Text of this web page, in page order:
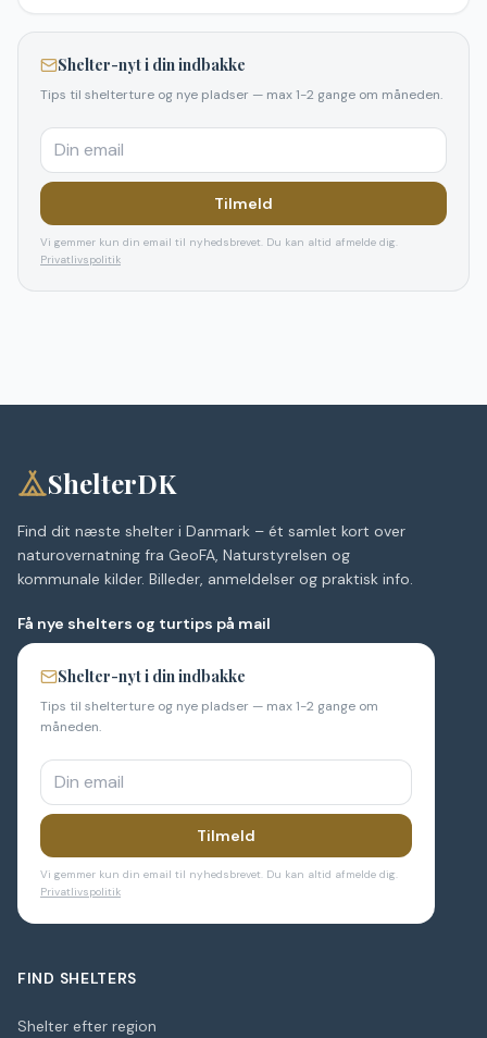
Shelter-nyt i din indbakke
Tips til shelterture og nye pladser — max 1-2 gange om måneden.
Tilmeld
Vi gemmer kun din email til nyhedsbrevet. Du kan altid afmelde dig.
Privatlivspolitik
ShelterDK
Find dit næste shelter i Danmark – ét samlet kort over
naturovernatning fra GeoFA, Naturstyrelsen og
kommunale kilder. Billeder, anmeldelser og praktisk info.
Få nye shelters og turtips på mail
Shelter-nyt i din indbakke
Tips til shelterture og nye pladser — max 1-2 gange om
måneden.
Tilmeld
Vi gemmer kun din email til nyhedsbrevet. Du kan altid afmelde dig.
Privatlivspolitik
FIND SHELTERS
Shelter efter region